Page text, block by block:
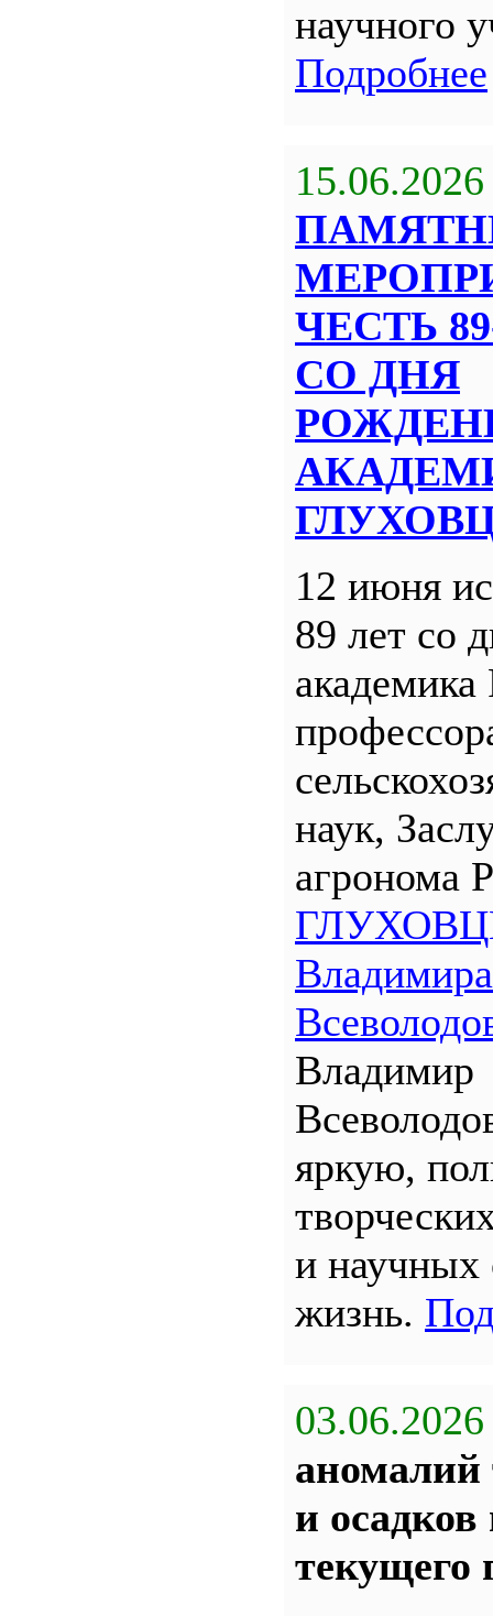
научного
Подробнее
15.06.2026
ЧЕСТЬ
СО ДНЯ
12 июня
89 лет со
наук,
агронома
Владимира
Владимир
яркую,
и научных
жизнь.
03.06.2026
аномалий
и
текущего